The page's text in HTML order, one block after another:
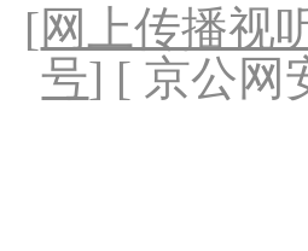
[网上传播视
号] [ 京公网